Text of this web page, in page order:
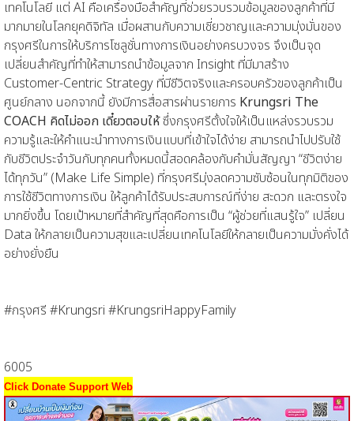
เทคโนโลยี แต่ AI คือเครื่องมือสำคัญที่ช่วยรวบรวมข้อมูลของลูกค้าที่มี
มากมายในโลกยุคดิจิทัล เมื่อผสานกับความเชี่ยวชาญและความมุ่งมั่นของ
กรุงศรีในการให้บริการโซลูชั่นทางการเงินอย่างครบวงจร จึงเป็นจุด
เปลี่ยนสำคัญที่ทำให้สามารถนำข้อมูลจาก Insight ที่มีมาสร้าง
Customer-Centric Strategy ที่มีชีวิตจริงและครอบครัวของลูกค้าเป็น
ศูนย์กลาง นอกจากนี้ ยังมีการสื่อสารผ่านรายการ Krungsri The
COACH คิดไม่ออก เดี๋ยวตอบให้ซึ่งกรุงศรีตั้งใจให้เป็นแหล่งรวบรวม
ความรู้และให้คำแนะนำทางการเงินแบบที่เข้าใจได้ง่าย สามารถนำไปปรับใช้
กับชีวิตประจำวันกับทุกคนทั้งหมดนี้สอดคล้องกับคำมั่นสัญญา “ชีวิตง่าย
ได้ทุกวัน” (Make Life Simple) ที่กรุงศรีมุ่งลดความซับซ้อนในทุกมิติของ
การใช้ชีวิตทางการเงิน ให้ลูกค้าได้รับประสบการณ์ที่ง่าย สะดวก และตรงใจ
มากยิ่งขึ้น โดยเป้าหมายที่สำคัญที่สุดคือการเป็น “ผู้ช่วยที่แสนรู้ใจ” เปลี่ยน
Data ให้กลายเป็นความสุขและเปลี่ยนเทคโนโลยีให้กลายเป็นความมั่งคั่งได้
อย่างยั่งยืน
#กรุงศรี #Krungsri #KrungsriHappyFamily
6005
Click Donate Support Web